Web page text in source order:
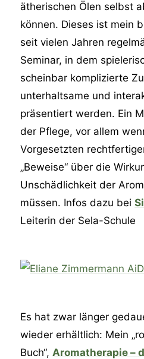
ätherischen Ölen selbst
können. Dieses ist mein
seit vielen Jahren
Seminar, in dem
scheinbar komplizierte
unterhaltsame und
präsentiert werden. Ein
der Pflege, vor allem
Vorgesetzten
„Beweise“ über die
Unschädlichkeit der
müssen. Infos dazu bei
Leiterin der Sela-Schule
Es hat zwar länger
wieder erhältlich: Mein
Buch“, Aromatherapie –